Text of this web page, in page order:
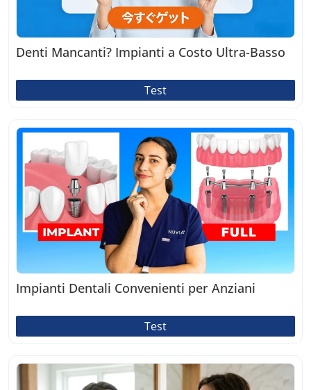
Denti Mancanti? Impianti a Costo Ultra-Basso
Test
Impianti Dentali Convenienti per Anziani
Test